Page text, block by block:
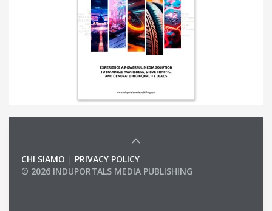
CHI SIAMO | PRIVACY POLICY
© 2026 INDUPORTALS MEDIA PUBLISHING